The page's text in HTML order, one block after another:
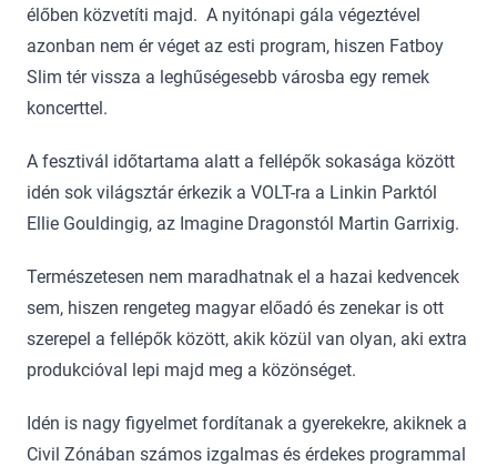
élőben közvetíti majd. A nyitónapi gála végeztével
azonban nem ér véget az esti program, hiszen Fatboy
Slim tér vissza a leghűségesebb városba egy remek
koncerttel.
A fesztivál időtartama alatt a fellépők sokasága között
idén sok világsztár érkezik a VOLT-ra a Linkin Parktól
Ellie Gouldingig, az Imagine Dragonstól Martin Garrixig.
Természetesen nem maradhatnak el a hazai kedvencek
sem, hiszen rengeteg magyar előadó és zenekar is ott
szerepel a fellépők között, akik közül van olyan, aki extra
produkcióval lepi majd meg a közönséget.
Idén is nagy figyelmet fordítanak a gyerekekre, akiknek a
Civil Zónában számos izgalmas és érdekes programmal